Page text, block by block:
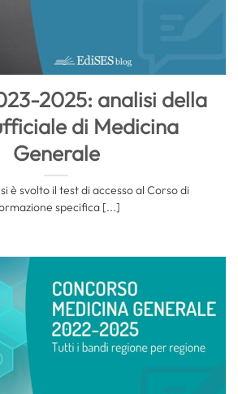
2025: analisi della
di Medicina
Generale
si è svolto il test di accesso al Corso di
specifica [...]